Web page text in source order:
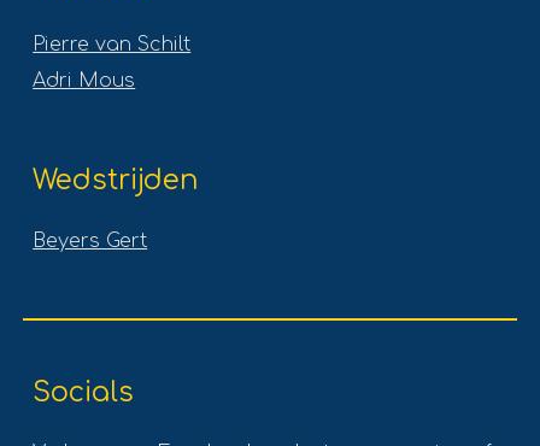
Pierre van Schilt
Adri Mous
Wedstrijden
Beyers Gert
Socials